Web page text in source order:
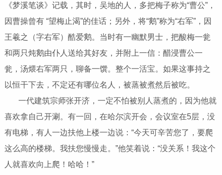
《梦溪笔谈》记载，其时，吴地的人，多把梅子称为“曹公”，
因曹操曾有 “望梅止渴”的佳话；另外，将“鹅”称为“右军”，因
王羲之（字右军）酷爱鹅。当时有一幽默男士，把酸梅一瓮
和两只炖鹅由仆人送给其好友，并附上一信：醋浸曹公一
瓮，汤煨右军两只，聊备一馔。整个一活宝。如果这事持之
以恒干下去，不定还有哪位名人，被蒸被煮然后被吃。
一代建筑宗师张开济，一定不怕被别人蒸煮的，因为他就
喜欢拿自己开涮。有一回，在哈尔滨开会，会议室在5层，没
有电梯，有人一边扶他上楼一边说：“今天可辛苦您了，要爬
这么高的楼梯。我扶您慢慢走。”他笑着说：“没关系！我这个
人就喜欢向上爬！哈哈！”